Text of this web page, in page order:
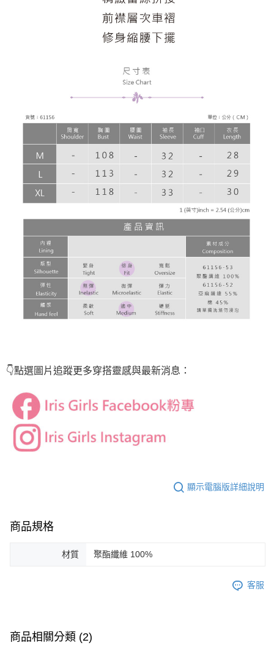
👇點選圖片追蹤更多穿搭靈感與最新消息：
顯示電腦版詳細說明
商品規格
材質 聚酯纖維 100%
客服
商品相關分類 (2)